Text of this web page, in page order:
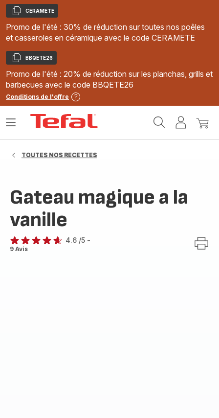
Copier
CERAMETE
Promo de l'été : 30% de réduction sur toutes nos poêles
et casseroles en céramique avec le code CERAMETE
Copier
BBQETE26
Promo de l'été : 20% de réduction sur les planchas, grills et
barbecues avec le code BBQETE26
Conditions de l'offre
MonMon
Ouvrir
TOUTES NOS RECETTES
Gateau magique a la
vanille
ratings.4.6
4.6 /5 -
9 Avis